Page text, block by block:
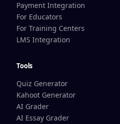
Payment Integration
For Educators
For Training Centers
LMS Integration
Tools
Quiz Generator
Kahoot Generator
AI Grader
AI Essay Grader